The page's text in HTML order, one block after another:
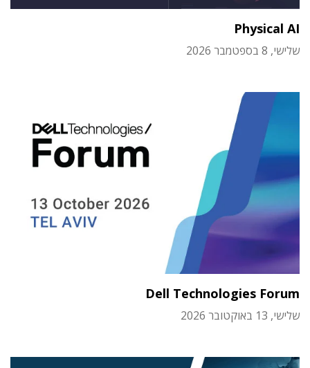
Physical AI
שלישי, 8 בספטמבר 2026
Dell Technologies Forum
שלישי, 13 באוקטובר 2026